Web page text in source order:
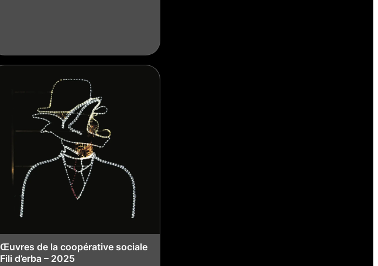
Œuvres de la coopérative sociale
Fili d’erba – 2025